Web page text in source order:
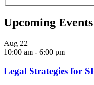
Upcoming Events
Aug 22
10:00 am - 6:00 pm
Legal Strategies for